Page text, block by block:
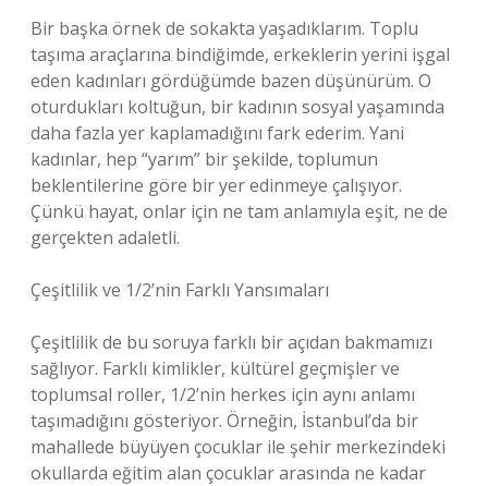
Bir başka örnek de sokakta yaşadıklarım. Toplu
taşıma araçlarına bindiğimde, erkeklerin yerini işgal
eden kadınları gördüğümde bazen düşünürüm. O
oturdukları koltuğun, bir kadının sosyal yaşamında
daha fazla yer kaplamadığını fark ederim. Yani
kadınlar, hep “yarım” bir şekilde, toplumun
beklentilerine göre bir yer edinmeye çalışıyor.
Çünkü hayat, onlar için ne tam anlamıyla eşit, ne de
gerçekten adaletli.
Çeşitlilik ve 1/2’nin Farklı Yansımaları
Çeşitlilik de bu soruya farklı bir açıdan bakmamızı
sağlıyor. Farklı kimlikler, kültürel geçmişler ve
toplumsal roller, 1/2’nin herkes için aynı anlamı
taşımadığını gösteriyor. Örneğin, İstanbul’da bir
mahallede büyüyen çocuklar ile şehir merkezindeki
okullarda eğitim alan çocuklar arasında ne kadar